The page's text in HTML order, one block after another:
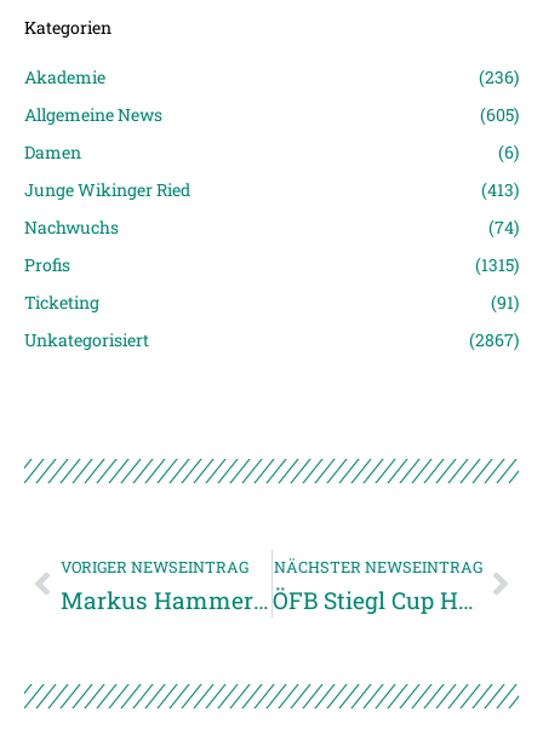
Kategorien
Akademie
(236)
Allgemeine News
(605)
Damen
(6)
Junge Wikinger Ried
(413)
Nachwuchs
(74)
Profis
(1315)
Ticketing
(91)
Unkategorisiert
(2867)
VORIGER NEWSEINTRAG
Markus Hammerer im OÖNachrichten Interview
NÄCHSTER NEWSEINTRAG
ÖFB Stiegl Cup Halbfinale: Spielvorschau